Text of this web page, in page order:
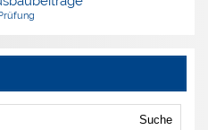
Suche